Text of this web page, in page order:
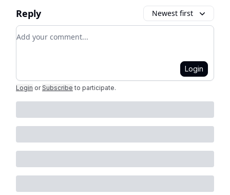
Reply Newest first
Add your comment
Login
Login or Subscribe to participate.